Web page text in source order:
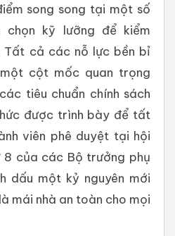
song song tại một số
kỹ lưỡng để kiểm
Tất cả các nỗ lực bền bỉ
cột mốc quan trọng
tiêu chuẩn chính sách
được trình bày để tất
viên phê duyệt tại hội
8 của các Bộ trưởng phụ
dấu một kỷ nguyên mới
mái nhà an toàn cho mọi